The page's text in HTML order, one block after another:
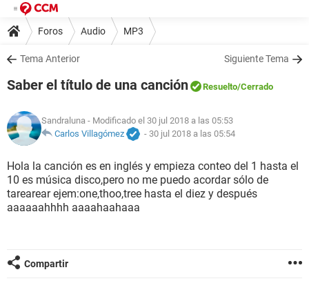
Foros Audio MP3
Tema Anterior Siguiente Tema
Saber el título de una canción Resuelto/Cerrado
Sandraluna - Modificado el 30 jul 2018 a las 05:53
Carlos Villagómez
- 30 jul 2018 a las 05:54
Hola la canción es en inglés y empieza conteo del 1 hasta el
10 es música disco,pero no me puedo acordar sólo de
tarearear ejem:one,thoo,tree hasta el diez y después
aaaaaahhhh aaaahaahaaa
Compartir